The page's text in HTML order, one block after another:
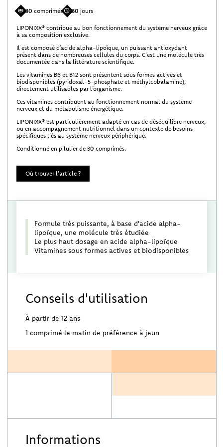
30 comprimés 30 jours
LIPONIXX® contribue au bon fonctionnement du système nerveux grâce
à sa composition exclusive.
Il est composé d’acide alpha-lipoïque, un puissant antioxydant
présent dans de nombreuses cellules du corps. C'est une molécule très
documentée dans la littérature scientifique.
Les vitamines B6 et B12 sont présentent sous formes actives et
biodisponibles (pyridoxal-5-phosphate et méthylcobalamine),
directement utilisables par l’organisme.
Ces vitamines contribuent au fonctionnement normal du système
nerveux et du métabolisme énergétique.
LIPONIXX® est particulièrement adapté en cas de déséquilibre nerveux,
ou en accompagnement nutritionnel dans un contexte de besoins
spécifiques liés au système nerveux périphérique.
Conditionné en pilulier de 30 comprimés.
Où trouver l'article ?
Formule très puissante, à base d'acide alpha-
lipoïque, une molécule très étudiée
Le plus haut dosage en acide alpha-lipoïque
Vitamines sous formes actives et biodisponibles
Conseils d'utilisation
À partir de 12 ans
1 comprimé le matin de préférence à jeun
Informations